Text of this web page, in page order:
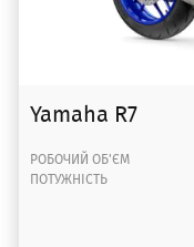
Yamaha R7
РОБОЧИЙ ОБ'ЄМ
ПОТУЖНІСТЬ